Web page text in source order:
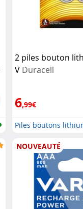
2 piles bouton
V Duracell
6,99€
Piles boutons
NOUVEAUTÉ